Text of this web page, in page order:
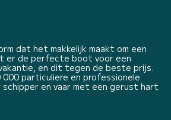
dat het makkelijk maakt om een
er de perfecte boot voor een
en dit tegen de beste prijs.
000 particuliere en professionele
en vaar met een gerust hart